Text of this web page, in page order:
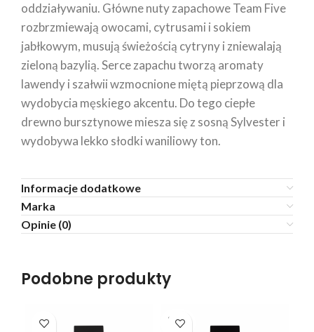
oddziaływaniu. Główne nuty zapachowe Team Five
rozbrzmiewają owocami, cytrusami i sokiem
jabłkowym, musują świeżością cytryny i zniewalają
zieloną bazylią. Serce zapachu tworzą aromaty
lawendy i szałwii wzmocnione miętą pieprzową dla
wydobycia męskiego akcentu. Do tego ciepłe
drewno bursztynowe miesza się z sosną Sylvester i
wydobywa lekko słodki waniliowy ton.
Informacje dodatkowe
Marka
Opinie (0)
Podobne produkty
SOLD
OUT